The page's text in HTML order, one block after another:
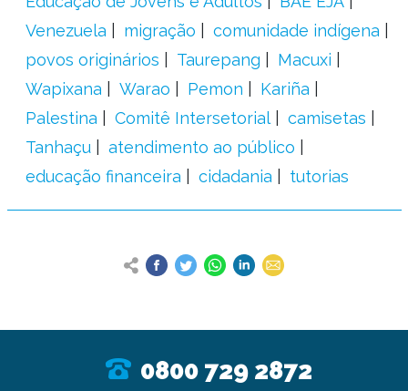
Venezuela
migração
comunidade indígena
povos originários
Taurepang
Macuxi
Wapixana
Warao Pemon
Kariña
Palestina
Comitê Intersetorial
camisetas
Tanhaçu
atendimento ao público
educação financeira
cidadania tutorias
0800 729 2872